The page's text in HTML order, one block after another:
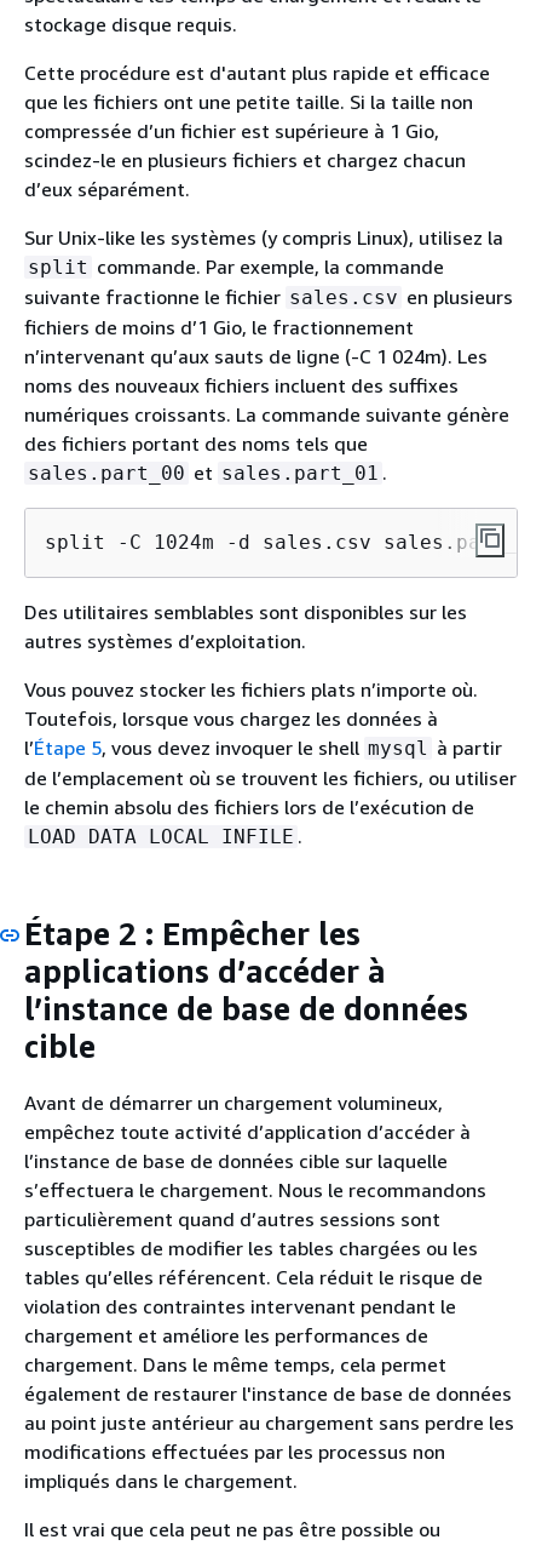
stockage disque requis.
Cette procédure est d'autant plus rapide et efficace
que les fichiers ont une petite taille. Si la taille non
compressée d’un fichier est supérieure à 1 Gio,
scindez-le en plusieurs fichiers et chargez chacun
d’eux séparément.
Sur Unix-like les systèmes (y compris Linux), utilisez la
split commande. Par exemple, la commande
suivante fractionne le fichier sales.csv en plusieurs
fichiers de moins d’1 Gio, le fractionnement
n’intervenant qu’aux sauts de ligne (-C 1 024m). Les
noms des nouveaux fichiers incluent des suffixes
numériques croissants. La commande suivante génère
des fichiers portant des noms tels que
sales.part_00 et sales.part_01 .
split -C 1024m -d sales.csv sales.part_
Des utilitaires semblables sont disponibles sur les
autres systèmes d’exploitation.
Vous pouvez stocker les fichiers plats n’importe où.
Toutefois, lorsque vous chargez les données à
l’Étape 5, vous devez invoquer le shell mysql
à partir
de l’emplacement où se trouvent les fichiers, ou utiliser
le chemin absolu des fichiers lors de l’exécution de
LOAD DATA LOCAL INFILE .
Étape 2 : Empêcher les
applications d’accéder à
l’instance de base de données
cible
Avant de démarrer un chargement volumineux,
empêchez toute activité d’application d’accéder à
l’instance de base de données cible sur laquelle
s’effectuera le chargement. Nous le recommandons
particulièrement quand d’autres sessions sont
susceptibles de modifier les tables chargées ou les
tables qu’elles référencent. Cela réduit le risque de
violation des contraintes intervenant pendant le
chargement et améliore les performances de
chargement. Dans le même temps, cela permet
également de restaurer l'instance de base de données
au point juste antérieur au chargement sans perdre les
modifications effectuées par les processus non
impliqués dans le chargement.
Il est vrai que cela peut ne pas être possible ou